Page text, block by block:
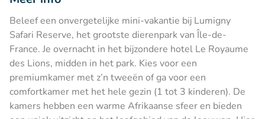
Beleef een onvergetelijke mini-vakantie bij Lumigny
Safari Reserve, het grootste dierenpark van Île-de-
France. Je overnacht in het bijzondere hotel Le Royaume
des Lions, midden in het park. Kies voor een
premiumkamer met z’n tweeën of ga voor een
comfortkamer met het hele gezin (1 tot 3 kinderen). De
kamers hebben een warme Afrikaanse sfeer en bieden